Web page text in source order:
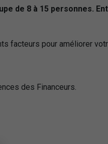
de 8 à 15 personnes.
facteurs pour améliorer
des Financeurs.